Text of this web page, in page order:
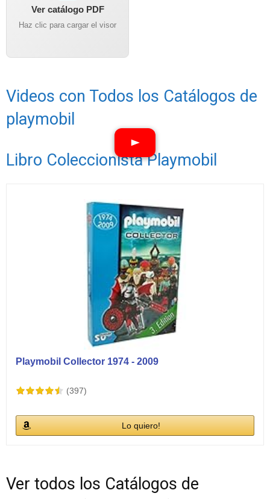
Ver catálogo PDF
Haz clic para cargar el visor
Videos con Todos los Catálogos de
playmobil
Libro Coleccionista Playmobil
Playmobil Collector 1974 - 2009
(397)
Lo quiero!
Ver todos los Catálogos de